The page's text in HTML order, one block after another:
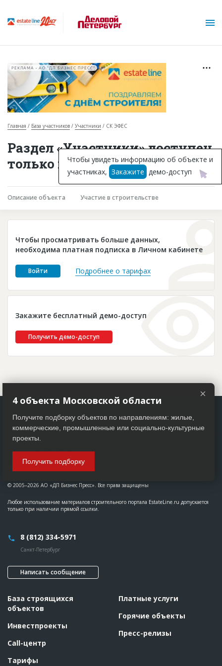
Горячие объекты
База строящихся объектов
Инвестпроекты
Глоссарий
Платные услуги
Пресс-релизы
РЕКЛАМА • АО "ДП БИЗНЕС ПРЕСС"
Главная База участников Участники СК ЭФЕС
Раздел «Участники» доступен
только подписчикам
Описание объекта Участие в строительстве
Чтобы просматривать больше данных,
необходима платная подписка в Личном кабинете
Войти Подробнее о тарифах
Закажите бесплатный демо-доступ
Получить демо-доступ
Чтобы увидеть информацию об объекте и
участниках, Закажите демо-доступ
© 2005–2026 АО «ДП Бизнес Пресс». Все права защищены
Любое использование материалов строительного портала EstateLine.ru допускается
только при наличии прямой ссылки.
8 (812) 334-5971
Санкт-Петербург
Написать сообщение
База строящихся
объектов
Инвестпроекты
Call-центр
Тарифы
Платные услуги
Горячие объекты
Пресс-релизы
×
4 объекта Московской области
Получите подборку объектов по направлениям: жилые,
коммерческие, промышленные или социально-культурные
проекты.
Получить подборку